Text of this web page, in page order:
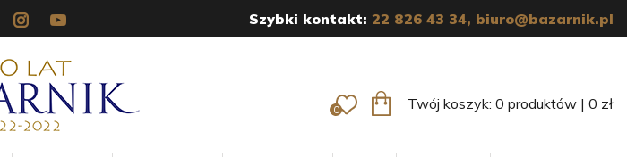
Szybki kontakt: 22 826 43 34, biuro@bazarnik.pl
0 Twój koszyk: 0 produktów | 0 zł